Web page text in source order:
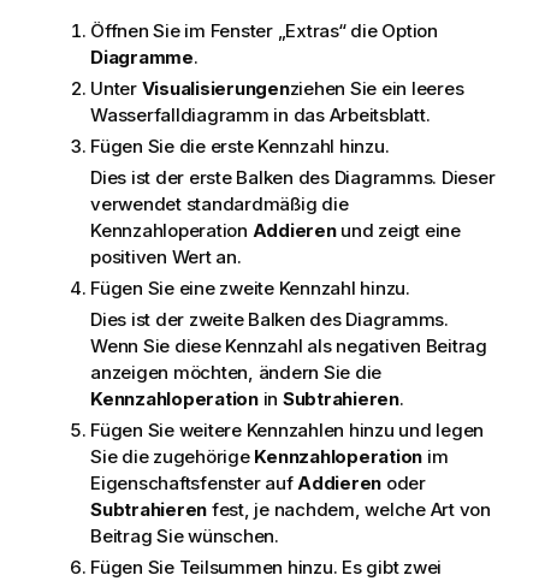
Öffnen Sie im Fenster „Extras“ die Option
Diagramme.
Unter Visualisierungenziehen Sie ein leeres
Wasserfalldiagramm in das Arbeitsblatt.
Fügen Sie die erste Kennzahl hinzu.
Dies ist der erste Balken des Diagramms. Dieser
verwendet standardmäßig die
Kennzahloperation Addierenund zeigt eine
positiven Wert an.
Fügen Sie eine zweite Kennzahl hinzu.
Dies ist der zweite Balken des Diagramms.
Wenn Sie diese Kennzahl als negativen Beitrag
anzeigen möchten, ändern Sie die
Kennzahloperationin Subtrahieren.
Fügen Sie weitere Kennzahlen hinzu und legen
Sie die zugehörige Kennzahloperation im
Eigenschaftsfenster aufAddieren oder
Subtrahieren fest, je nachdem, welche Art von
Beitrag Sie wünschen.
Fügen Sie Teilsummen hinzu. Es gibt zwei